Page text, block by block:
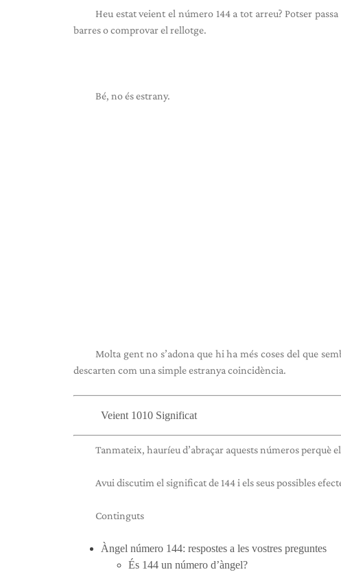
Heu estat veient el número 144 a tot arreu? Potser
barres o comprovar el rellotge.
Bé, no és estrany.
Molta gent no s’adona que hi ha més coses del que
descarten com una simple estranya coincidència.
Veient 1010 Significat
Tanmateix, hauríeu d’abraçar aquests números perquè
Avui discutim el significat de 144 i els seus possibles
Continguts
Àngel número 144: respostes a les vostres preguntes
És 144 un número d’àngel?